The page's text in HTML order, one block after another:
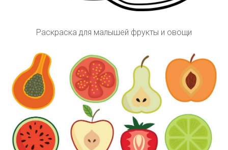
Раскраска для малышей фрукты и овощи